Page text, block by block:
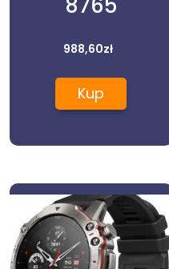
8765
988,60zł
Kup